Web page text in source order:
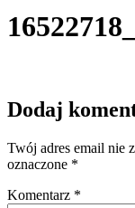
Dodaj
Twój adres email nie
oznaczone *
Komentarz *